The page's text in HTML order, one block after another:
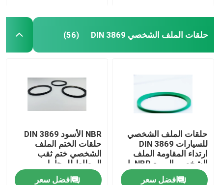
حلقات الملف الشخصي DIN 3869 (56)
حلقات الملف الشخصي
للسيارات DIN 3869
ارتداء المقاومة الملف
الشخصي المربع NBR يا
الحلقات
افضل سعر
NBR الأسود DIN 3869
حلقات الختم الملف
الشخصي ختم ثقب
المطاط للمحامل
افضل سعر